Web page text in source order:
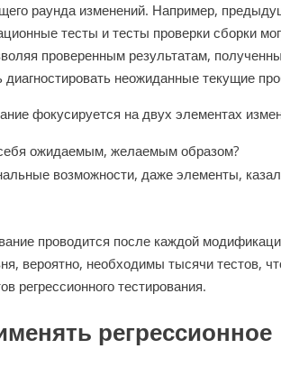
раунда изменений. Например,
тесты и тесты проверки сборки
проверенным результатам,
диагностировать неожиданные текущие
фокусируется на двух элементах
ожидаемым, желаемым образом?
возможности, даже элементы,
проводится после каждой
вероятно, необходимы тысячи тестов,
регрессионного тестирования.
регрессионное